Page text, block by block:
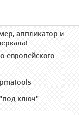
аппликатор и
европейского
"под ключ"